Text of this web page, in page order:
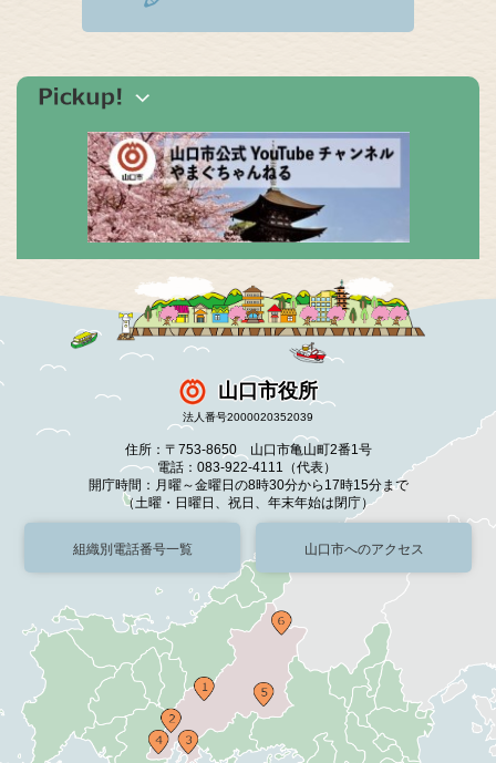
山口市役所
法人番号2000020352039
住所：〒753-8650 山口市亀山町2番1号
電話：083-922-4111（代表）
開庁時間：月曜～金曜日の8時30分から17時15分まで
（土曜・日曜日、祝日、年末年始は閉庁）
組織別電話番号一覧 山口市へのアクセス